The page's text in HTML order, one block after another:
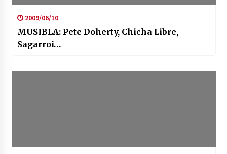
2009/06/10
MUSIBLA: Pete Doherty, Chicha Libre,
Sagarroi…